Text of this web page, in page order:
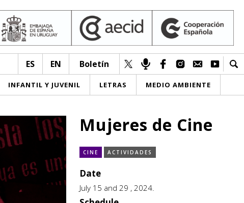
ES EN Boletín
INFANTIL Y JUVENIL LETRAS MEDIO AMBIENTE
Mujeres de Cine
CINE ACTIVIDADES
Date
July 15 and 29 , 2024.